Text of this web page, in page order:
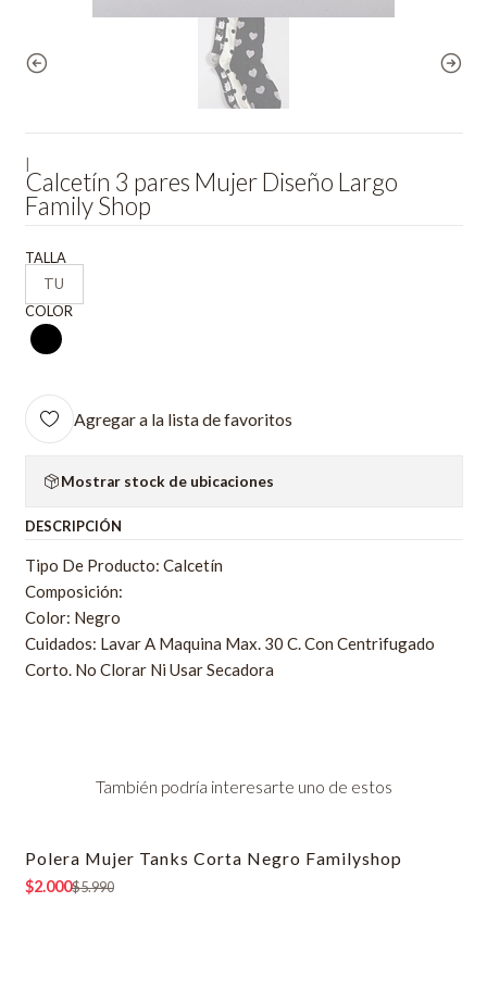
Calcetín 3 pares Mujer Diseño Largo
Family Shop
TALLA
TU
COLOR
Agregar a la lista de favoritos
Mostrar stock de ubicaciones
DESCRIPCIÓN
Tipo De Producto: Calcetín
Composición:
Color: Negro
Cuidados: Lavar A Maquina Max. 30 C. Con Centrifugado
Corto. No Clorar Ni Usar Secadora
También podría interesarte uno de estos
-67% OFF
Polera Mujer Tanks Corta Negro Familyshop
$2.000$5.990